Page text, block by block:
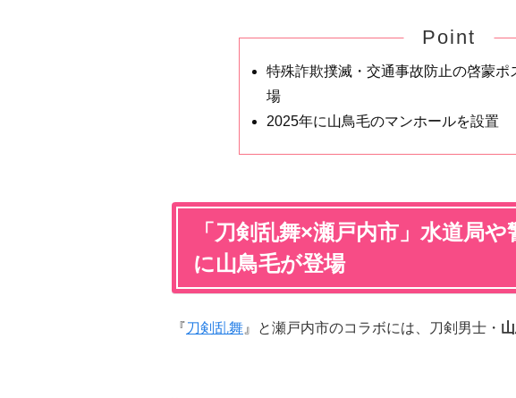
Point
特殊詐欺撲滅・交通事故防止の啓蒙ポ
場
2025年に山鳥毛のマンホールを設置
「刀剣乱舞×瀬戸内市」水道局
に山鳥毛が登場
『刀剣乱舞 』と瀬戸内市のコラボには、刀剣男士・